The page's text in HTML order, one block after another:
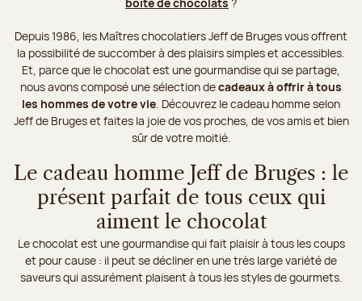
Depuis 1986, les Maîtres chocolatiers Jeff de Bruges vous offrent
la possibilité de succomber à des plaisirs simples et accessibles.
Et, parce que le chocolat est une gourmandise qui se partage,
nous avons composé une sélection decadeaux à offrir à tous
les hommes de votre vie. Découvrez le cadeau homme selon
Jeff de Bruges et faites la joie de vos proches, de vos amis et bien
sûr de votre moitié.
Le cadeau homme Jeff de Bruges : le
présent parfait de tous ceux qui
aiment le chocolat
Le chocolat est une gourmandise qui fait plaisir à tous les coups
et pour cause : il peut se décliner en une très large variété de
saveurs qui assurément plaisent à tous les styles de gourmets.